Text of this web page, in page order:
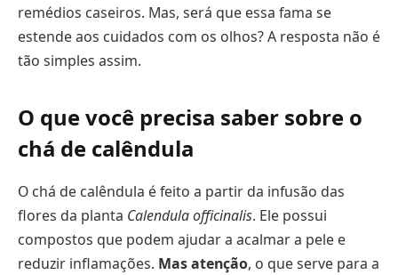
remédios caseiros. Mas, será que essa fama se
estende aos cuidados com os olhos? A resposta não é
tão simples assim.
O que você precisa saber sobre o
chá de calêndula
O chá de calêndula é feito a partir da infusão das
flores da planta Calendula officinalis. Ele possui
compostos que podem ajudar a acalmar a pele e
reduzir inflamações. Mas atenção, o que serve para a